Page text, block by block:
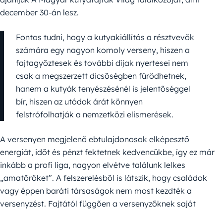
december 30-án lesz.
Fontos tudni, hogy a kutyakiállítás a résztvevők
számára egy nagyon komoly verseny, hiszen a
fajtagyőztesek és további díjak nyertesei nem
csak a megszerzett dicsőségben fürödhetnek,
hanem a kutyák tenyészésénél is jelentőséggel
bír, hiszen az utódok árát könnyen
felstrófolhatják a nemzetközi elismerések.
A versenyen megjelenő ebtulajdonosok elképesztő
energiát, időt és pénzt fektetnek kedvencükbe, így ez már
inkább a profi liga, nagyon elvétve találunk lelkes
„amatőröket”. A felszerelésből is látszik, hogy családok
vagy éppen baráti társaságok nem most kezdték a
versenyzést. Fajtától függően a versenyzőknek saját